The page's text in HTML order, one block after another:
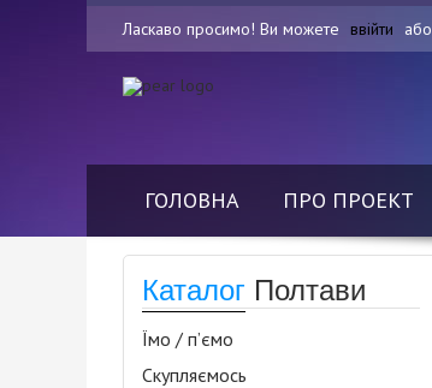
Ласкаво просимо! Ви можете ввійти або
ГОЛОВНА ПРО ПРОЕКТ
Каталог Полтави
Їмо / п’ємо
Скупляємось